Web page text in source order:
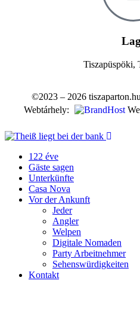
Tiszapüspöki,
©2023 – 2026
Webtárhely:
122 éve
Gäste sagen
Unterkünfte
Casa Nova
Vor der Ankunft
Jeder
Angler
Welpen
Digitale Nomaden
Party Arbeitnehmer
Sehenswürdigkeiten
Kontakt